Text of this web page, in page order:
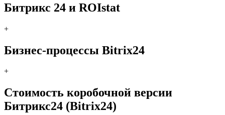
Битрикс 24 и ROIstat
+
Бизнес-процессы Bitrix24
+
Стоимость коробочной версии
Битрикс24 (Bitrix24)